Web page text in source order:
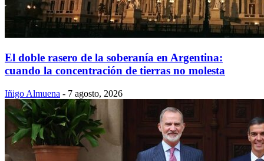
El doble rasero de la soberanía en Argentina:
cuando la concentración de tierras no molesta
Iñigo Almuena - 7 agosto, 2026